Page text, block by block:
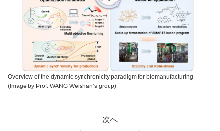
Overview of the dynamic synchronicity paradigm for biomanufacturing
(Image by Prof. WANG Weishan’s group)
次へ